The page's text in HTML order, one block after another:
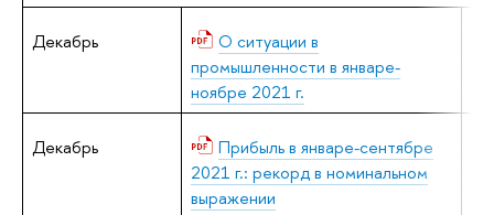
Декабрь
О ситуации в
промышленности в январе-
ноябре 2021 г.
Декабрь
Прибыль в январе-сентябре
2021 г.: рекорд в номинальном
выражении